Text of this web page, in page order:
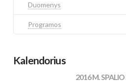
Duomenys
Programos
Kalendorius
2016 M.